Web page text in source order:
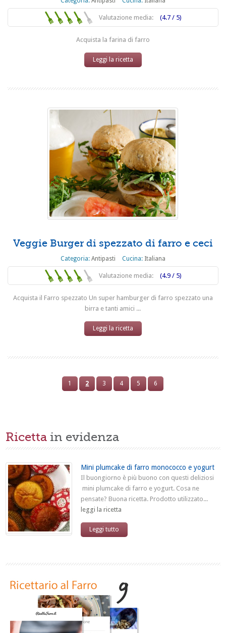
Valutazione media: (4.7 / 5)
Acquista la farina di farro
Leggi la ricetta
Veggie Burger di spezzato di farro e ceci
Categoria: Antipasti Cucina: Italiana
Valutazione media: (4.9 / 5)
Acquista il Farro spezzato Un super hamburger di farro spezzato una
birra e tanti amici ...
Leggi la ricetta
1 2 3 4 5 6
Ricetta in evidenza
Mini plumcake di farro monococco e yogurt
Il buongiorno è più buono con questi deliziosi
mini plumcake di farro e yogurt. Cosa ne
pensate? Buona ricetta. Prodotto utilizzato...
leggi la ricetta
Leggi tutto